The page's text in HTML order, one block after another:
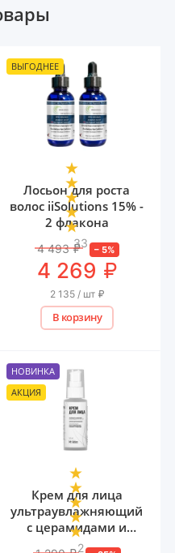
ВЫГОДНЕЕ
33
Лосьон для роста
волос iiSolutions 15% -
2 флакона
4 493 ₽ – 5%
4 269 ₽
2 135 / шт ₽
В корзину
НОВИНКА
АКЦИЯ
2
Крем для лица
ультраувлажняющий
с церамидами и
мочевиной Mr. Volos,